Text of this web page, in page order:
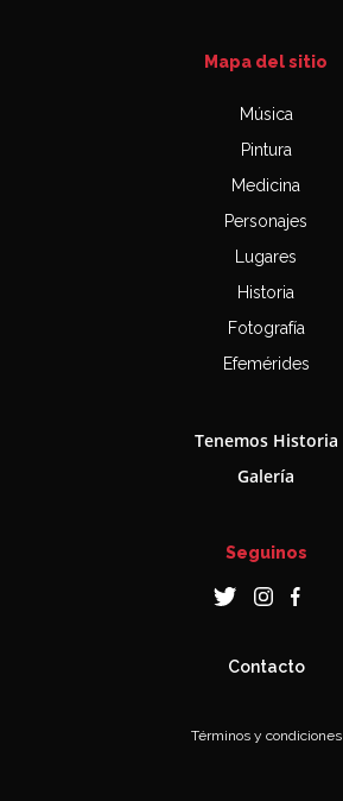
Mapa del sitio
Música
Pintura
Medicina
Personajes
Lugares
Historia
Fotografía
Efemérides
Tenemos Historia
Galería
Seguinos
Contacto
Términos y condiciones